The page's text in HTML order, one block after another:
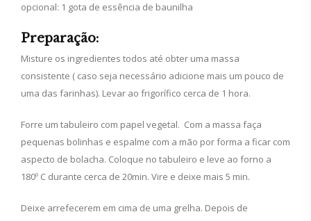
opcional: 1 gota de essência de baunilha
Preparação:
Misture os ingredientes todos até obter uma massa
consistente ( caso seja necessário adicione mais um pouco de
uma das farinhas). Levar ao frigorífico cerca de 1 hora.
Forre um tabuleiro com papel vegetal. Com a massa faça
pequenas bolinhas e espalme com a mão por forma a ficar com
aspecto de bolacha. Coloque no tabuleiro e leve ao forno a
180º C durante cerca de 20min. Vire e deixe mais 5 min.
Deixe arrefecerem em cima de uma grelha. Depois de